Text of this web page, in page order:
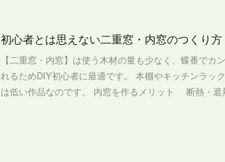
初心者とは思えない二重窓・内窓のつくり
【二重窓・内窓】は使う木材の量も少なく、蝶番でカ
れるためDIY初心者に最適です。 本棚やキッチンラッ
は低い作品なのです。 内窓を作るメリット 断熱・遮